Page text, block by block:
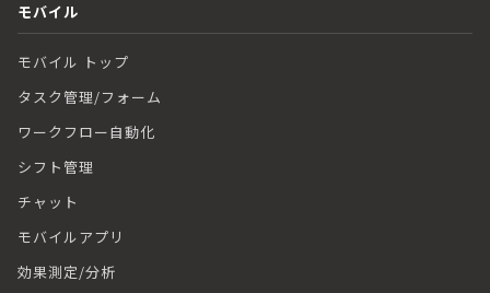
モバイル
モバイル トップ
タスク管理/フォーム
ワークフロー自動化
シフト管理
チャット
モバイルアプリ
効果測定/分析